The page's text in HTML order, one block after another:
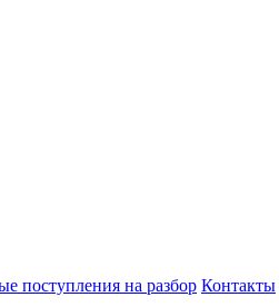
поступления на разбор Контакты